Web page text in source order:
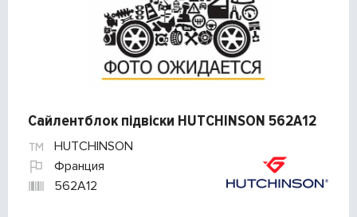
Сайлентблок підвіски HUTCHINSON 562A12
HUTCHINSON
Франция
562A12